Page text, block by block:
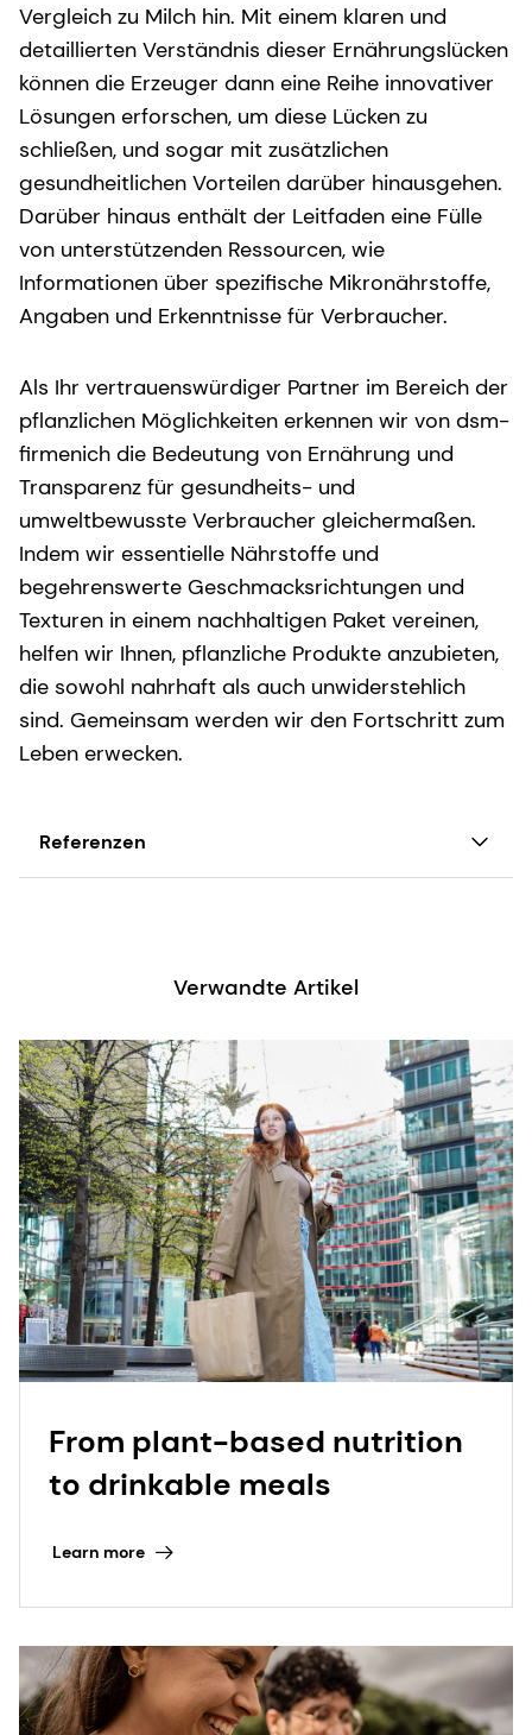
Vergleich zu Milch hin. Mit einem klaren und
detaillierten Verständnis dieser Ernährungslücken
können die Erzeuger dann eine Reihe innovativer
Lösungen erforschen, um diese Lücken zu
schließen, und sogar mit zusätzlichen
gesundheitlichen Vorteilen darüber hinausgehen.
Darüber hinaus enthält der Leitfaden eine Fülle
von unterstützenden Ressourcen, wie
Informationen über spezifische Mikronährstoffe,
Angaben und Erkenntnisse für Verbraucher.
Als Ihr vertrauenswürdiger Partner im Bereich der
pflanzlichen Möglichkeiten erkennen wir von dsm-
firmenich die Bedeutung von Ernährung und
Transparenz für gesundheits- und
umweltbewusste Verbraucher gleichermaßen.
Indem wir essentielle Nährstoffe und
begehrenswerte Geschmacksrichtungen und
Texturen in einem nachhaltigen Paket vereinen,
helfen wir Ihnen, pflanzliche Produkte anzubieten,
die sowohl nahrhaft als auch unwiderstehlich
sind. Gemeinsam werden wir den Fortschritt zum
Leben erwecken.
Referenzen
Verwandte Artikel
From plant-based nutrition
to drinkable meals
Learn more